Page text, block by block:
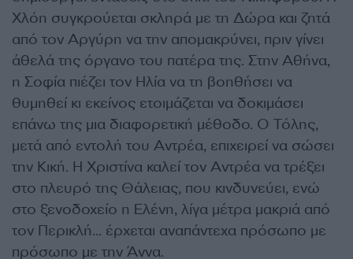
Χλόη συγκρούεται σκληρά με τη Δώρα και ζητά
από τον Αργύρη να την απομακρύνει, πριν γίνει
άθελά της όργανο του πατέρα της. Στην Αθήνα,
η Σοφία πιέζει τον Ηλία να τη βοηθήσει να
θυμηθεί κι εκείνος ετοιμάζεται να δοκιμάσει
επάνω της μια διαφορετική μέθοδο. Ο Τόλης,
μετά από εντολή του Αντρέα, επιχειρεί να σώσει
την Κική. Η Χριστίνα καλεί τον Αντρέα να τρέξει
στο πλευρό της Θάλειας, που κινδυνεύει, ενώ
στο ξενοδοχείο η Ελένη, λίγα μέτρα μακριά από
τον Περικλή… έρχεται αναπάντεχα πρόσωπο με
πρόσωπο με την Άννα.